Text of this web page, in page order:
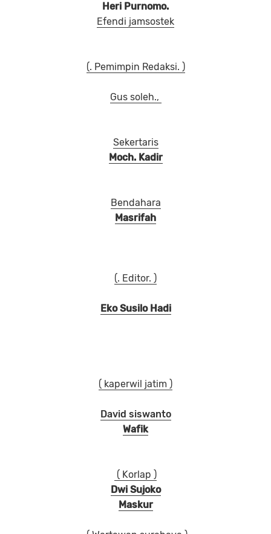
Heri Purnomo.
Efendi jamsostek
(. Pemimpin Redaksi. )
Gus soleh.,
Sekertaris
Moch. Kadir
Bendahara
Masrifah
(. Editor. )
Eko Susilo Hadi
( kaperwil jatim )
David siswanto
Wafik
( Korlap )
Dwi Sujoko
Maskur